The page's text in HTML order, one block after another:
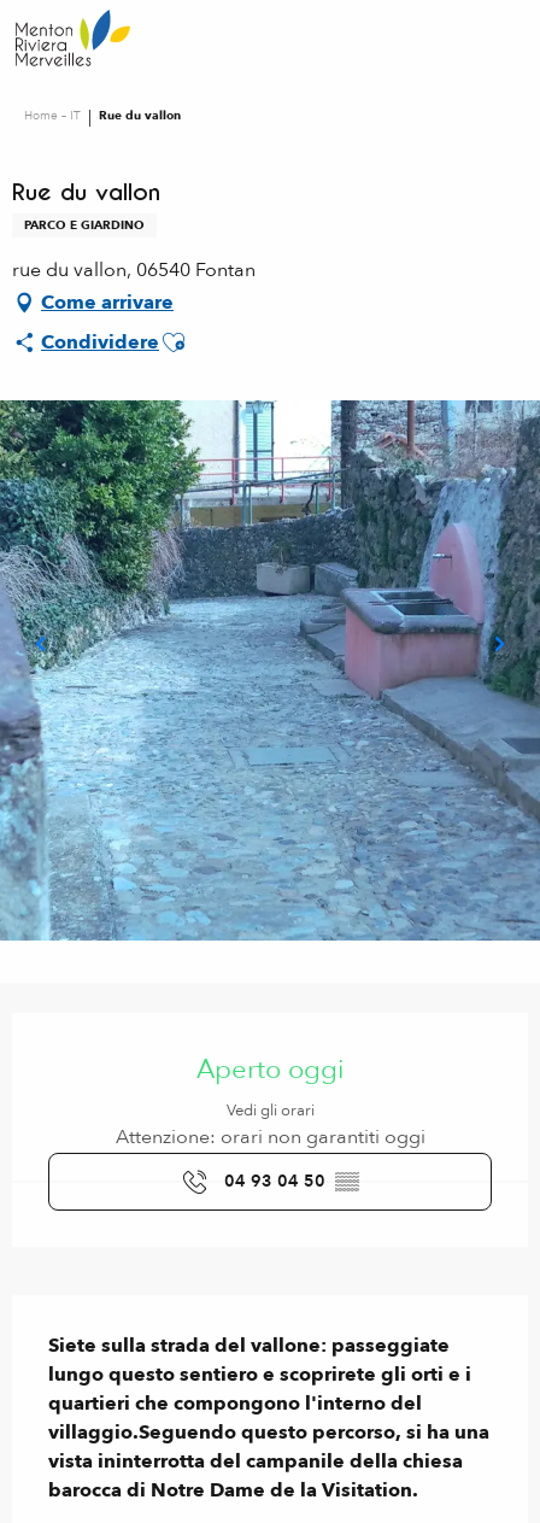
au
contenu
Home – IT Rue du vallon
Rue du vallon
PARCO E GIARDINO
rue du vallon, 06540 Fontan
Come arrivare
CondividereAjouter aux favoris
Aperto oggi
Vedi gli orari
Attenzione: orari non garantiti oggi
04 93 04 50 ▒▒
Siete sulla strada del vallone: passeggiate
lungo questo sentiero e scoprirete gli orti e i
quartieri che compongono l'interno del
villaggio.Seguendo questo percorso, si ha una
vista ininterrotta del campanile della chiesa
barocca di Notre Dame de la Visitation.